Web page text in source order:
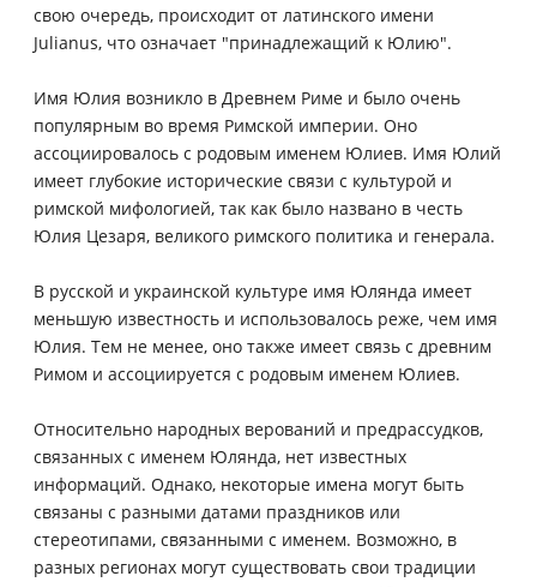
свою очередь, происходит от латинского имени
Julianus, что означает "принадлежащий к Юлию".
Имя Юлия возникло в Древнем Риме и было очень
популярным во время Римской империи. Оно
ассоциировалось с родовым именем Юлиев. Имя Юлий
имеет глубокие исторические связи c культурой и
римской мифологией, так как было названо в честь
Юлия Цезаря, великого римского политика и генерала.
В русской и украинской культуре имя Юлянда имеет
меньшую известность и использовалось реже, чем имя
Юлия. Тем не менее, оно также имеет связь с древним
Римом и ассоциируется с родовым именем Юлиев.
Относительно народных верований и предрассудков,
связанных с именем Юлянда, нет известных
информаций. Однако, некоторые имена могут быть
связаны с разными датами праздников или
стереотипами, связанными с именем. Возможно, в
разных регионах могут существовать свои традиции